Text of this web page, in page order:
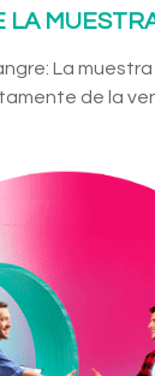
LA
La
de la